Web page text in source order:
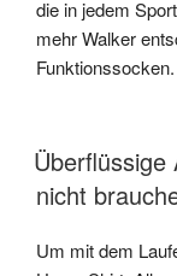
die in jedem
mehr Walker
nicht
Um mit dem